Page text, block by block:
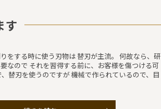
す
をする時に使う刃物は 替刃が主流。 何故なら、研
なので それを習得する前に、お客様を傷つける可
替刃を使うのですが 機械で作られているので、目